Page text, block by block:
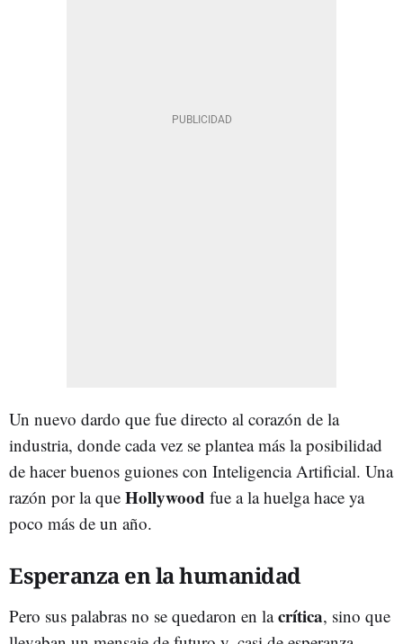
Un nuevo dardo que fue directo al corazón de la
industria, donde cada vez se plantea más la posibilidad
de hacer buenos guiones con Inteligencia Artificial. Una
razón por la que Hollywood fue a la huelga hace ya
poco más de un año.
Esperanza en la humanidad
Pero sus palabras no se quedaron en lacrítica, sino que